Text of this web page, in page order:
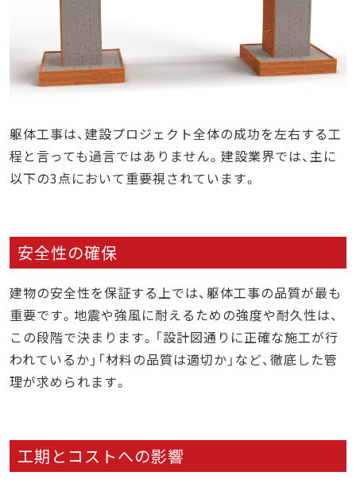
躯体工事は、建設プロジェクト全体の成功を左右する工
程と言っても過言ではありません。建設業界では、主に
以下の3点において重要視されています。
安全性の確保
建物の安全性を保証する上では、躯体工事の品質が最も
重要です。地震や強風に耐えるための強度や耐久性は、
この段階で決まります。「設計図通りに正確な施工が行
われているか」「材料の品質は適切か」など、徹底した管
理が求められます。
工期とコストへの影響